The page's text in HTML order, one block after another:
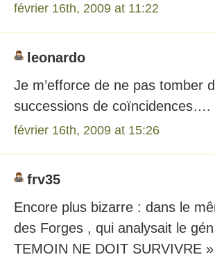
février 16th, 2009 at 11:22
leonardo
Je m’efforce de ne pas tomber
successions de coïncidences….
février 16th, 2009 at 15:26
frv35
Encore plus bizarre : dans le
des Forges , qui analysait le
TEMOIN NE DOIT SURVIVRE